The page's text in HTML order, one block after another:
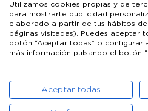
única y exclusiva de las
ACADEMIA DE CINE
Utilizamos cookies propias y de
para mostrarte publicidad
elaborado a partir de tus hábitos
páginas visitadas). Puedes aceptar
botón “Aceptar todas” o
más información pulsando el botón
Aceptar todas